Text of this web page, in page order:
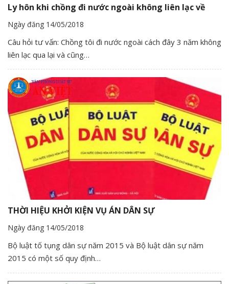
Ly hôn khi chồng đi nước ngoài không liên lạc về
Ngày đăng 14/05/2018
Câu hỏi tư vấn: Chồng tôi đi nước ngoài cách đây 3 năm không
liên lạc qua lại và cũng…
THỜI HIỆU KHỞI KIỆN VỤ ÁN DÂN SỰ
Ngày đăng 14/05/2018
Bộ luật tố tụng dân sự năm 2015 và Bộ luật dân sự năm
2015 có một số quy định…